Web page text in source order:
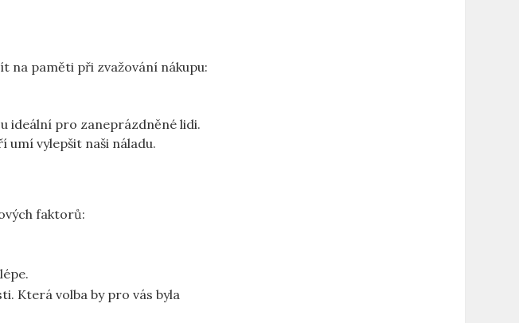
na paměti při zvažování nákupu:
ideální pro zaneprázdněné lidi.
umí vylepšit naši náladu.
faktorů:
Která volba by pro vás byla